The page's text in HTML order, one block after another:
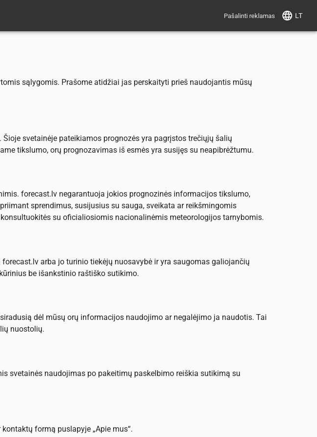
Pašalinti reklamas LT
sąlygomis. Prašome atidžiai jas perskaityti prieš naudojantis mūsų
svetainėje pateikiamos prognozės yra pagrįstos trečiųjų šalių
tikslumo, orų prognozavimas iš esmės yra susijęs su neapibrėžtumu.
forecast.lv negarantuoja jokios prognozinės informacijos tikslumo,
sprendimus, susijusius su sauga, sveikata ar reikšmingomis
su oficialiosiomis nacionalinėmis meteorologijos tarnybomis.
arba jo turinio tiekėjų nuosavybė ir yra saugomas galiojančių
be išankstinio raštiško sutikimo.
dėl mūsų orų informacijos naudojimo ar negalėjimo ja naudotis. Tai
nuostolių.
svetainės naudojimas po pakeitimų paskelbimo reiškia sutikimą su
formą puslapyje „Apie mus“.